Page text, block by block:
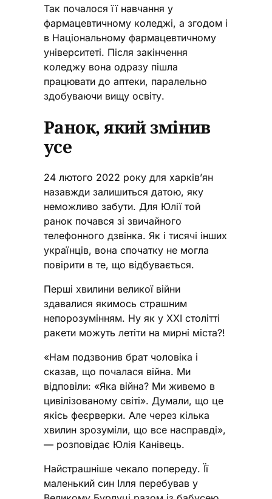
Так почалося її навчання у
фармацевтичному коледжі, а згодом і
в Національному фармацевтичному
університеті. Після закінчення
коледжу вона одразу пішла
працювати до аптеки, паралельно
здобуваючи вищу освіту.
Ранок, який змінив
усе
24 лютого 2022 року для харків’ян
назавжди залишиться датою, яку
неможливо забути. Для Юлії той
ранок почався зі звичайного
телефонного дзвінка. Як і тисячі інших
українців, вона спочатку не могла
повірити в те, що відбувається.
Перші хвилини великої війни
здавалися якимось страшним
непорозумінням. Ну як у XXI столітті
ракети можуть летіти на мирні міста?!
«Нам подзвонив брат чоловіка і
сказав, що почалася війна. Ми
відповіли: «Яка війна? Ми живемо в
цивілізованому світі». Думали, що це
якісь феєрверки. Але через кілька
хвилин зрозуміли, що все насправді»,
— розповідає Юлія Канівець.
Найстрашніше чекало попереду. Її
маленький син Ілля перебував у